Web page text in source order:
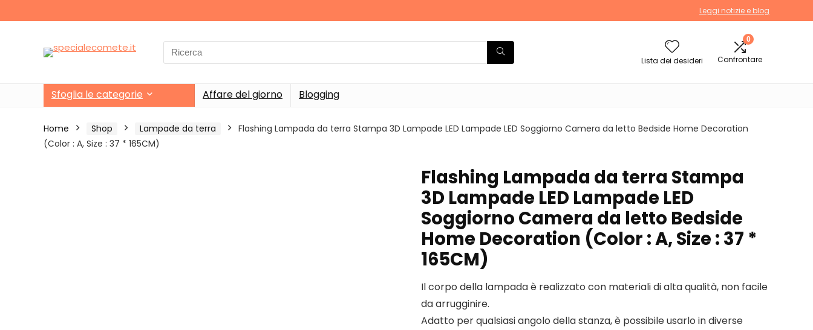
Leggi notizie e blog
Search
for:
Lista dei desideri
0
Confrontare
Sfoglia le categorie Affare del giorno Blogging
Home Shop Lampade da terra
Flashing Lampada da terra Stampa 3D Lampade LED Lampade LED Soggiorno Camera da letto Bedside Home Decoration
(Color : A, Size : 37 * 165CM)
Flashing Lampada da terra Stampa
3D Lampade LED Lampade LED
Soggiorno Camera da letto Bedside
Home Decoration (Color : A, Size : 37 *
165CM)
Il corpo della lampada è realizzato con materiali di alta qualità, non facile
da arrugginire.
Adatto per qualsiasi angolo della stanza, è possibile usarlo in diverse